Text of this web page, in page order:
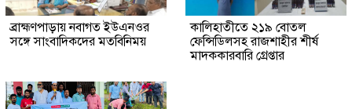
ব্রাহ্মণপাড়ায় নবাগত ইউএনওর
সঙ্গে সাংবাদিকদের মতবিনিময়
কালিহাতীতে ২১৯ বোতল
ফেন্সিডিলসহ রাজশাহীর শীর্ষ
মাদককারবারি গ্রেপ্তার